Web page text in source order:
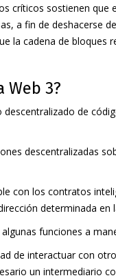
críticos sostienen
a fin de deshacerse
la cadena de bloques
Web 3?
de
descentralizadas
con los contratos
determinada en
funciones a
de interactuar con
un intermediario